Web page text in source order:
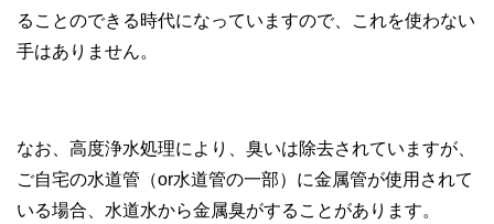
ることのできる時代になっていますので、これを使わない
手はありません。
なお、高度浄水処理により、臭いは除去されていますが、
ご自宅の水道管（or水道管の一部）に金属管が使用されて
いる場合、水道水から金属臭がすることがあります。